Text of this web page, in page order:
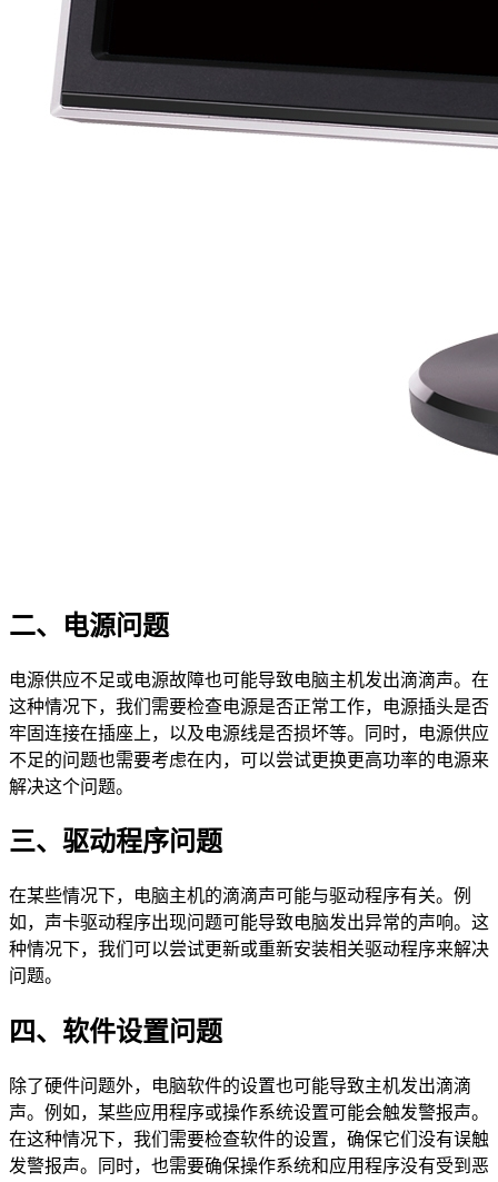
二、电源问题
电源供应不足或电源故障也可能导致电脑主机发出滴滴声。在
这种情况下，我们需要检查电源是否正常工作，电源插头是否
牢固连接在插座上，以及电源线是否损坏等。同时，电源供应
不足的问题也需要考虑在内，可以尝试更换更高功率的电源来
解决这个问题。
三、驱动程序问题
在某些情况下，电脑主机的滴滴声可能与驱动程序有关。例
如，声卡驱动程序出现问题可能导致电脑发出异常的声响。这
种情况下，我们可以尝试更新或重新安装相关驱动程序来解决
问题。
四、软件设置问题
除了硬件问题外，电脑软件的设置也可能导致主机发出滴滴
声。例如，某些应用程序或操作系统设置可能会触发警报声。
在这种情况下，我们需要检查软件的设置，确保它们没有误触
发警报声。同时，也需要确保操作系统和应用程序没有受到恶